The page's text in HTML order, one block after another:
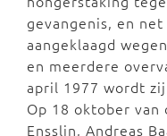
gevangenis, en
aangeklaagd
en meerdere
april 1977 wordt
Op 18 oktober van
Ensslin, Andreas